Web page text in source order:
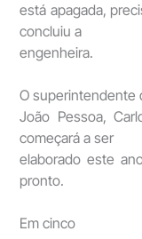
está apagada,
concluiu a
engenheira.
O superintendente
João Pessoa,
começará a ser
elaborado este
pronto.
Em cinco